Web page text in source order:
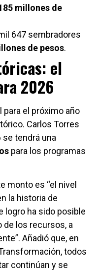
millones de
647 sembradores
de pesos.
el
2026
el próximo año
Carlos Torres
tendrá una
para los programas
monto es “el nivel
la historia de
logro ha sido posible
de los recursos, a
Añadió que, en
todos
continúan y se